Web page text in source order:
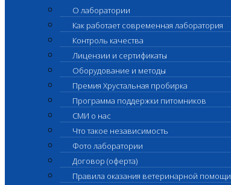
О лаборатории
Как работает современная лаборатория
Контроль качества
Лицензии и сертификаты
Оборудование и методы
Премия Хрустальная пробирка
Программа поддержки питомников
СМИ о нас
Что такое независимость
Фото лаборатории
Договор (оферта)
Правила оказания ветеринарной помощи